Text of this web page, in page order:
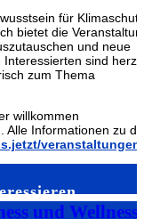
für Klimaschutz
bietet die
und neue
Interessierten sind
zum Thema
willkommen
Alle Informationen zu
veranstaltungen
und Wellness